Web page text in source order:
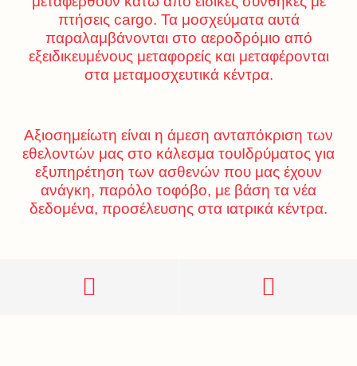
πτήσεις cargo. Τα μοσχεύματα αυτά
παραλαμβάνονται στο αεροδρόμιο από
εξειδικευμένους μεταφορείς και μεταφέρονται
στα μεταμοσχευτικά κέντρα.
Αξιοσημείωτη είναι η άμεση ανταπόκριση των
εθελοντών μας στο κάλεσμα τουΙδρύματος για
εξυπηρέτηση των ασθενών που μας έχουν
ανάγκη, παρόλο τοφόβο, με βάση τα νέα
δεδομένα, προσέλευσης στα ιατρικά κέντρα.